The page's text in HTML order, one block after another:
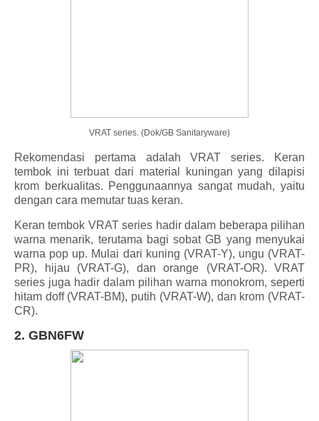
VRAT series. (Dok/GB Sanitaryware)
Rekomendasi pertama adalah VRAT series. Keran
tembok ini terbuat dari material kuningan yang dilapisi
krom berkualitas. Penggunaannya sangat mudah, yaitu
dengan cara memutar tuas keran.
Keran tembok VRAT series hadir dalam beberapa pilihan
warna menarik, terutama bagi sobat GB yang menyukai
warna pop up. Mulai dari kuning (VRAT-Y), ungu (VRAT-
PR), hijau (VRAT-G), dan orange (VRAT-OR). VRAT
series juga hadir dalam pilihan warna monokrom, seperti
hitam doff (VRAT-BM), putih (VRAT-W), dan krom (VRAT-
CR).
2. GBN6FW